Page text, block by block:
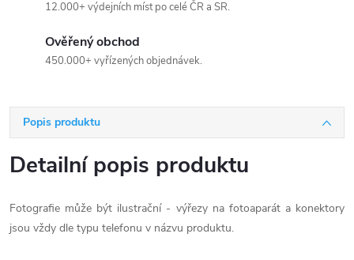
12.000+ výdejních míst po celé ČR a SR.
Ověřený obchod
450.000+ vyřízených objednávek.
Popis produktu
Detailní popis produktu
Fotografie může být ilustrační - výřezy na fotoaparát a konektory
jsou vždy dle typu telefonu v názvu produktu.